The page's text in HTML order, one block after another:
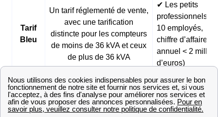
Tarif
Bleu
Un tarif réglementé de vente,
avec une tarification
distincte pour les compteurs
de moins de 36 kVA et ceux
de plus de 36 kVA
✔ Les petits
professionnels (<
10 employés,
chiffre d’affaires
annuel < 2
d’euros)
Offre
Des prix fixes sur 3 ans et
des tarifs réduits pendant les
✔ Les
et les pâtisseries
✔ Les fermes